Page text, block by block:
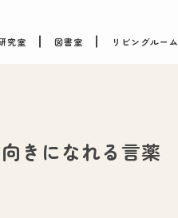
究室 図書室 リビングルーム
きになれる言薬